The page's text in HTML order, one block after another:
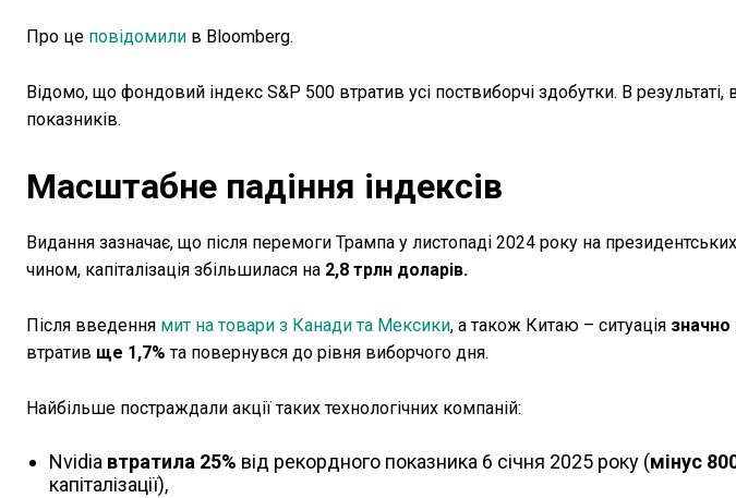
Про це повідомили в Bloomberg.
Відомо, що фондовий індекс S&P 500 втратив усі поствиборчі здобутки. В результаті,
показників.
Масштабне падіння індексів
Видання зазначає, що після перемоги Трампа у листопаді 2024 року на
чином, капіталізація збільшилася на 2,8 трлн доларів.
Після введення мит на товари з Канади та Мексики, а також Китаю – ситуація значно
втратив ще 1,7% та повернувся до рівня виборчого дня.
Найбільше постраждали акції таких технологічних компаній:
Nvidia втратила 25% від рекордного показника 6 січня 2025 року (мінус
капіталізації),